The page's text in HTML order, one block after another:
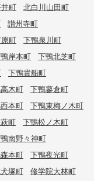
町
北白川山田町
讃州寺町
町
下鴨泉川町
岸本町
下鴨北芝町
下鴨貴船町
木町
下鴨蓼倉町
本町
下鴨東梅ノ木町
町
下鴨松ノ木町
南野々神町
本町
下鴨夜光町
塚町
修学院大林町